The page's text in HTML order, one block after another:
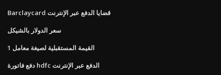
Barclaycard قضايا الدفع عبر الإنترنت
سعر الدولار بالشيكل
القيمة المستقبلية لصيغة معامل 1
دفع فاتورة hdfc الدفع عبر الإنترنت